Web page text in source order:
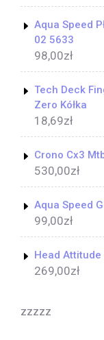
Aqua Speed
02 5633
98,00zł
Tech Deck
Zero Kółka
18,69zł
Crono Cx3
530,00zł
Aqua Speed
99,00zł
Head Attitude
269,00zł
zzzzz